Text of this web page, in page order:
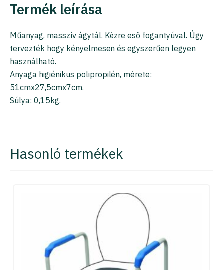
Termék leírása
Műanyag, masszív ágytál. Kézre eső fogantyúval. Úgy
tervezték hogy kényelmesen és egyszerűen legyen
használható.
Anyaga higiénikus polipropilén, mérete:
51cmx27,5cmx7cm.
Súlya: 0,15kg.
Hasonló termékek